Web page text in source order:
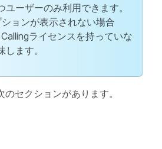
ユーザーのみ利用できます。
ョンが表示されない場合
ライセンスを持っていな
ます。
のセクションがあります。